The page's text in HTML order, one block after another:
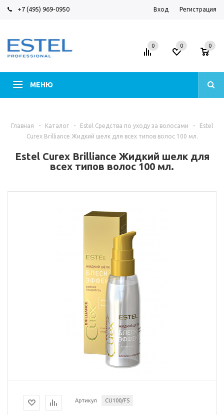
+7 (495) 969-0950 Вход Регистрация
МЕНЮ
0 0 0
Главная - Каталог - Estel Средства по уходу за волосами -
Estel
Curex Brilliance Жидкий шелк для всех типов волос 100 мл.
Estel Curex Brilliance Жидкий шелк для
всех типов волос 100 мл.
Артикул CU100/FS